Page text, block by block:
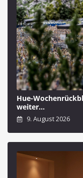
Hue-
weiter…
9. August 2026